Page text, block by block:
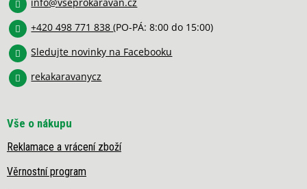
info@vseprokaravan.cz
+420 498 771 838(PO-PÁ: 8:00 do 15:00)
Sledujte novinky na Facebooku
rekakaravanycz
Vše o nákupu
Reklamace a vrácení zboží
Věrnostní program